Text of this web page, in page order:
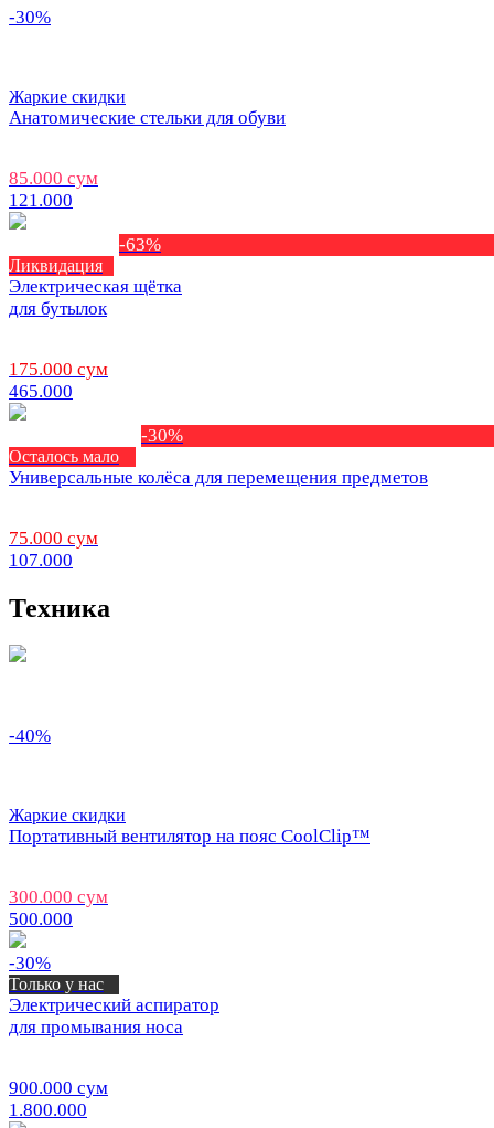
-30%
Жаркие скидки
Анатомические стельки для обуви
85.000 сум
121.000
-63%
Ликвидация
Электрическая щётка
для бутылок
175.000 сум
465.000
-30%
Осталось мало
Универсальные колёса для перемещения предметов
75.000 сум
107.000
Техника
-40%
Жаркие скидки
Портативный вентилятор на пояс CoolClip™
300.000 сум
500.000
-30%
Только у нас
Электрический аспиратор
для промывания носа
900.000 сум
1.800.000